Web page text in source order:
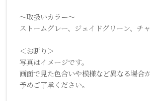
～取扱いカラー～
ストームグレー、ジェイドグリーン、チ
＜お断り＞
写真はイメージです。
画面で見た色合いや模様など異なる場合
予めご了承ください。